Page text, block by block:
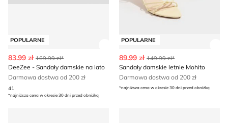
POPULARNE
83.99 zł 169.99 zł*
DeeZee - Sandały damskie na lato
Darmowa dostwa od 200 zł
41
*najniższa cena w okresie 30 dni przed obniżką
POPULARNE
89.99 zł 149.99 zł*
Sandały damskie letnie Mohito
Darmowa dostwa od 200 zł
*najniższa cena w okresie 30 dni przed obniżką